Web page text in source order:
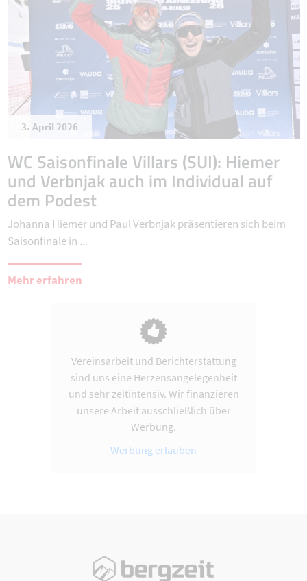
3. April 2026
WC Saisonfinale Villars (SUI): Hiemer
und Verbnjak auch im Individual auf
dem Podest
Johanna Hiemer und Paul Verbnjak präsentieren sich beim
Saisonfinale in ...
Mehr erfahren
Vereinsarbeit und Berichterstattung
sind uns eine Herzensangelegenheit
und sehr zeitintensiv. Wir finanzieren
unsere Arbeit ausschließlich über
Werbung.
Werbung erlauben